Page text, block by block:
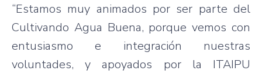
“Estamos muy animados por ser parte del
Cultivando Agua Buena, porque vemos con
entusiasmo e integración nuestras
voluntades, y apoyados por la ITAIPU